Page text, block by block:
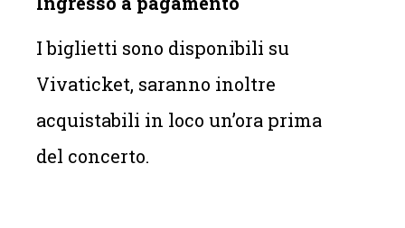
I biglietti sono disponibili su
Vivaticket, saranno inoltre
acquistabili in loco un’ora prima
del concerto.